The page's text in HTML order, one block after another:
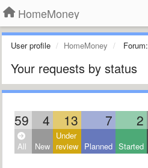
HomeMoney
User profile HomeMoney Forum:
Your requests by status
59 4 13 7 2
All New
Under
review Planned Started